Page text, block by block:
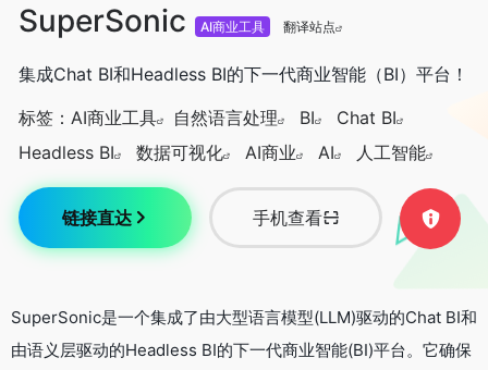
SuperSonic AI商业工具 翻译站点
集成Chat BI和Headless BI的下一代商业智能（BI）平台！
标签： AI商业工具 自然语言处理 BI
Chat BI
Headless BI
数据可视化 AI商业 AI 人工智能
链接直达 手机查看
SuperSonic是一个集成了由大型语言模型(LLM)驱动的Chat BI和
由语义层驱动的Headless BI的下一代商业智能(BI)平台。它确保